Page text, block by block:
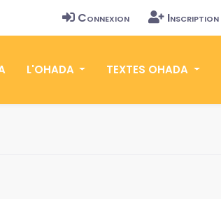
Connexion Inscription
L'OHADA TEXTES OHADA